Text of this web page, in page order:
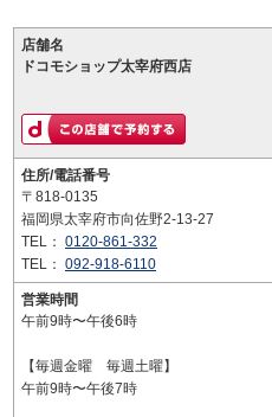
店舗名
ドコモショップ太宰府西店
住所/電話番号
〒818-0135
福岡県太宰府市向佐野2-13-27
TEL： 0120-861-332
TEL： 092-918-6110
営業時間
午前9時〜午後6時
【毎週金曜 毎週土曜】
午前9時〜午後7時